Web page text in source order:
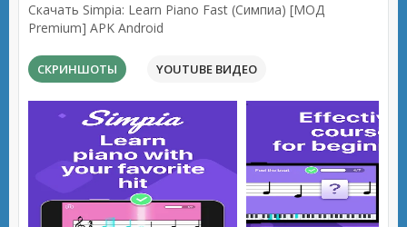
Скачать Simpia: Learn Piano Fast (Симпиа) [МОД
Premium] APK Android
СКРИНШОТЫ YOUTUBE ВИДЕО